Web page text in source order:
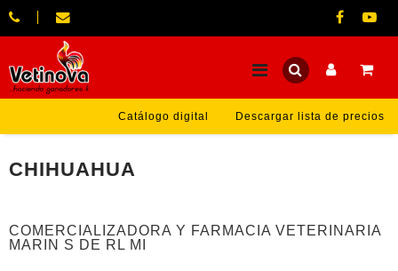
Catálogo digital Descargar lista de precios
CHIHUAHUA
COMERCIALIZADORA Y FARMACIA VETERINARIA
MARIN S DE RL MI